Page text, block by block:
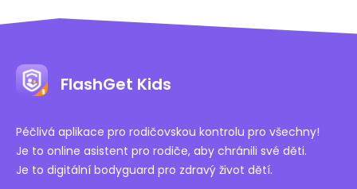
FlashGet Kids
Péčlivá aplikace pro rodičovskou kontrolu pro všechny!
Je to online asistent pro rodiče, aby chránili své děti.
Je to digitální bodyguard pro zdravý život dětí.